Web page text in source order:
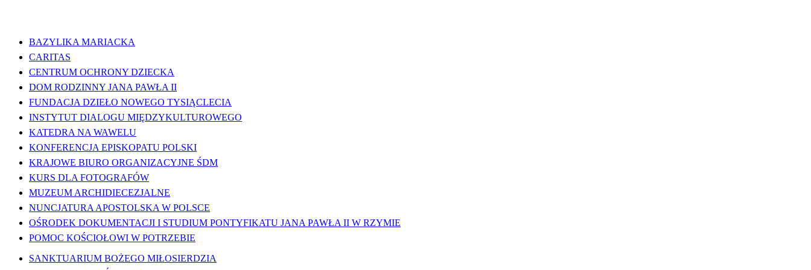
BAZYLIKA MARIACKA
CARITAS
CENTRUM OCHRONY DZIECKA
DOM RODZINNY JANA PAWŁA II
FUNDACJA DZIEŁO NOWEGO TYSIĄCLECIA
INSTYTUT DIALOGU MIĘDZYKULTUROWEGO
KATEDRA NA WAWELU
KONFERENCJA EPISKOPATU POLSKI
KRAJOWE BIURO ORGANIZACYJNE ŚDM
KURS DLA FOTOGRAFÓW
MUZEUM ARCHIDIECEZJALNE
NUNCJATURA APOSTOLSKA W POLSCE
OŚRODEK DOKUMENTACJI I STUDIUM PONTYFIKATU JANA PAWŁA II W RZYMIE
POMOC KOŚCIOŁOWI W POTRZEBIE
SANKTUARIUM BOŻEGO MIŁOSIERDZIA